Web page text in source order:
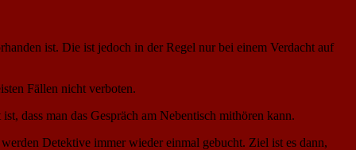
ist. Die ist jedoch in der Regel nur bei einem Verdacht auf
Fällen nicht verboten.
dass man das Gespräch am Nebentisch mithören kann.
Detektive immer wieder einmal gebucht. Ziel ist es dann,